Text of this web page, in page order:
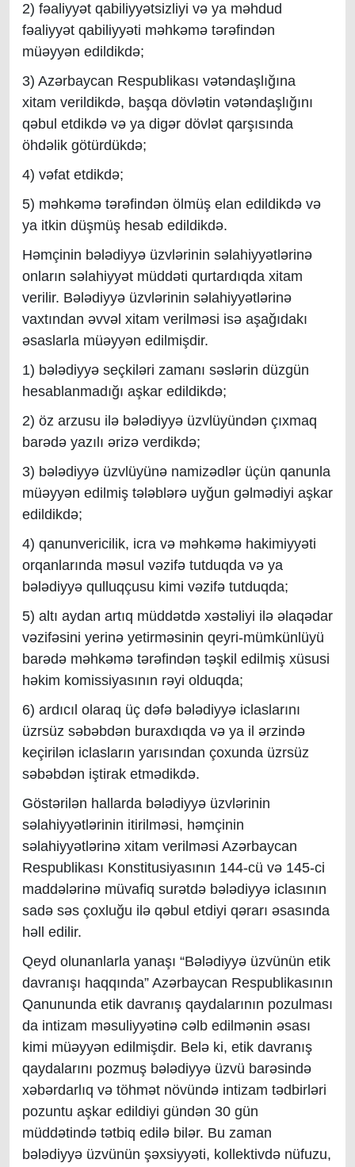
2) fəaliyyət qabiliyyətsizliyi və ya məhdud
fəaliyyət qabiliyyəti məhkəmə tərəfindən
müəyyən edildikdə;
3) Azərbaycan Respublikası vətəndaşlığına
xitam verildikdə, başqa dövlətin vətəndaşlığını
qəbul etdikdə və ya digər dövlət qarşısında
öhdəlik götürdükdə;
4) vəfat etdikdə;
5) məhkəmə tərəfindən ölmüş elan edildikdə və
ya itkin düşmüş hesab edildikdə.
Həmçinin bələdiyyə üzvlərinin səlahiyyətlərinə
onların səlahiyyət müddəti qurtardıqda xitam
verilir. Bələdiyyə üzvlərinin səlahiyyətlərinə
vaxtından əvvəl xitam verilməsi isə aşağıdakı
əsaslarla müəyyən edilmişdir.
1) bələdiyyə seçkiləri zamanı səslərin düzgün
hesablanmadığı aşkar edildikdə;
2) öz arzusu ilə bələdiyyə üzvlüyündən çıxmaq
barədə yazılı ərizə verdikdə;
3) bələdiyyə üzvlüyünə namizədlər üçün qanunla
müəyyən edilmiş tələblərə uyğun gəlmədiyi aşkar
edildikdə;
4) qanunvericilik, icra və məhkəmə hakimiyyəti
orqanlarında məsul vəzifə tutduqda və ya
bələdiyyə qulluqçusu kimi vəzifə tutduqda;
5) altı aydan artıq müddətdə xəstəliyi ilə əlaqədar
vəzifəsini yerinə yetirməsinin qeyri-mümkünlüyü
barədə məhkəmə tərəfindən təşkil edilmiş xüsusi
həkim komissiyasının rəyi olduqda;
6) ardıcıl olaraq üç dəfə bələdiyyə iclaslarını
üzrsüz səbəbdən buraxdıqda və ya il ərzində
keçirilən iclasların yarısından çoxunda üzrsüz
səbəbdən iştirak etmədikdə.
Göstərilən hallarda bələdiyyə üzvlərinin
səlahiyyətlərinin itirilməsi, həmçinin
səlahiyyətlərinə xitam verilməsi Azərbaycan
Respublikası Konstitusiyasının 144-cü və 145-ci
maddələrinə müvafiq surətdə bələdiyyə iclasının
sadə səs çoxluğu ilə qəbul etdiyi qərarı əsasında
həll edilir.
Qeyd olunanlarla yanaşı “Bələdiyyə üzvünün etik
davranışı haqqında” Azərbaycan Respublikasının
Qanununda etik davranış qaydalarının pozulması
da intizam məsuliyyətinə cəlb edilmənin əsası
kimi müəyyən edilmişdir. Belə ki, etik davranış
qaydalarını pozmuş bələdiyyə üzvü barəsində
xəbərdarlıq və töhmət növündə intizam tədbirləri
pozuntu aşkar edildiyi gündən 30 gün
müddətində tətbiq edilə bilər. Bu zaman
bələdiyyə üzvünün şəxsiyyəti, kollektivdə nüfuzu,